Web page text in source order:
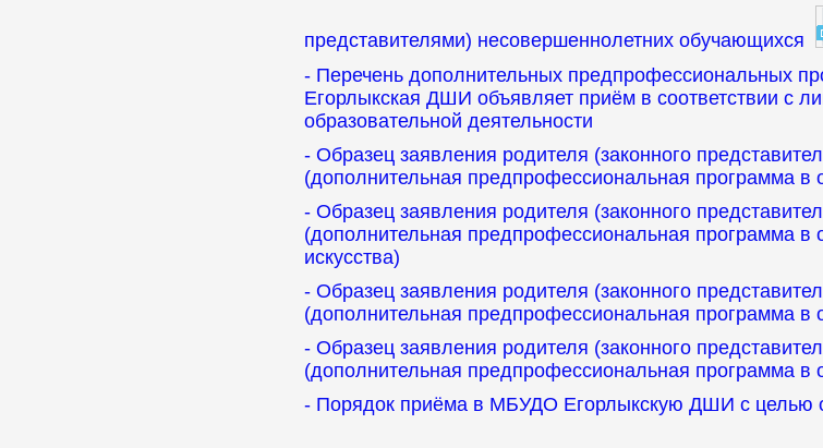
представителями) несовершеннолетних обучающихся
- Перечень дополнительных предпрофессиональных
Егорлыкская ДШИ объявляет приём в соответствии с
образовательной деятельности
- Образец заявления родителя (законного
(дополнительная предпрофессиональная программа в
- Образец заявления родителя (законного
(дополнительная предпрофессиональная программа в
искусства)
- Образец заявления родителя (законного
(дополнительная предпрофессиональная программа в
- Образец заявления родителя (законного
(дополнительная предпрофессиональная программа в
- Порядок приёма в МБУДО Егорлыкскую ДШИ с целью